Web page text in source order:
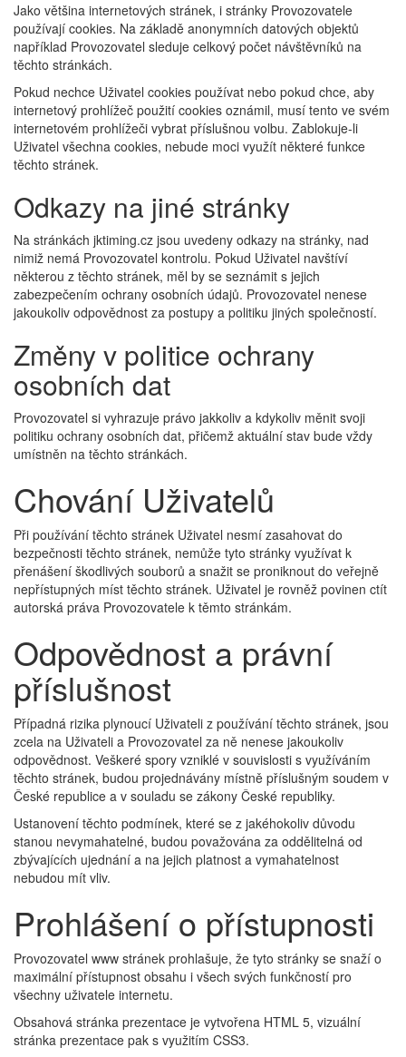
Jako většina internetových stránek, i stránky Provozovatele
používají cookies. Na základě anonymních datových objektů
například Provozovatel sleduje celkový počet návštěvníků na
těchto stránkách.
Pokud nechce Uživatel cookies používat nebo pokud chce, aby
internetový prohlížeč použití cookies oznámil, musí tento ve svém
internetovém prohlížeči vybrat příslušnou volbu. Zablokuje-li
Uživatel všechna cookies, nebude moci využít některé funkce
těchto stránek.
Odkazy na jiné stránky
Na stránkách jktiming.cz jsou uvedeny odkazy na stránky, nad
nimiž nemá Provozovatel kontrolu. Pokud Uživatel navštíví
některou z těchto stránek, měl by se seznámit s jejich
zabezpečením ochrany osobních údajů. Provozovatel nenese
jakoukoliv odpovědnost za postupy a politiku jiných společností.
Změny v politice ochrany
osobních dat
Provozovatel si vyhrazuje právo jakkoliv a kdykoliv měnit svoji
politiku ochrany osobních dat, přičemž aktuální stav bude vždy
umístněn na těchto stránkách.
Chování Uživatelů
Při používání těchto stránek Uživatel nesmí zasahovat do
bezpečnosti těchto stránek, nemůže tyto stránky využívat k
přenášení škodlivých souborů a snažit se proniknout do veřejně
nepřístupných míst těchto stránek. Uživatel je rovněž povinen ctít
autorská práva Provozovatele k těmto stránkám.
Odpovědnost a právní
příslušnost
Případná rizika plynoucí Uživateli z používání těchto stránek, jsou
zcela na Uživateli a Provozovatel za ně nenese jakoukoliv
odpovědnost. Veškeré spory vzniklé v souvislosti s využíváním
těchto stránek, budou projednávány místně příslušným soudem v
České republice a v souladu se zákony České republiky.
Ustanovení těchto podmínek, které se z jakéhokoliv důvodu
stanou nevymahatelné, budou považována za oddělitelná od
zbývajících ujednání a na jejich platnost a vymahatelnost
nebudou mít vliv.
Prohlášení o přístupnosti
Provozovatel www stránek prohlašuje, že tyto stránky se snaží o
maximální přístupnost obsahu i všech svých funkčností pro
všechny uživatele internetu.
Obsahová stránka prezentace je vytvořena HTML 5, vizuální
stránka prezentace pak s využitím CSS3.